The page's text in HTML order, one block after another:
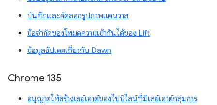
บันทึกและคัดลอกรูปภาพแคนวาส
ข้อจำกัดของโหมดความเข้ากันได้ของ Lift
ข้อมูลอัปเดตเกี่ยวกับ Dawn
Chrome 135
อนุญาตให้สร้างเลย์เอาต์ของไปป์ไลน์ที่มีเลย์เอาต์กลุ่มการ